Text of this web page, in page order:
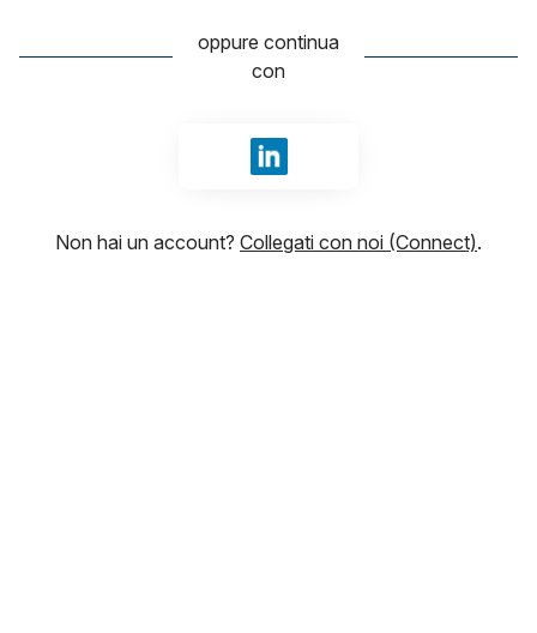
oppure continua
con
Accedi con LinkedIn
Non hai un account? Collegati con noi (Connect).